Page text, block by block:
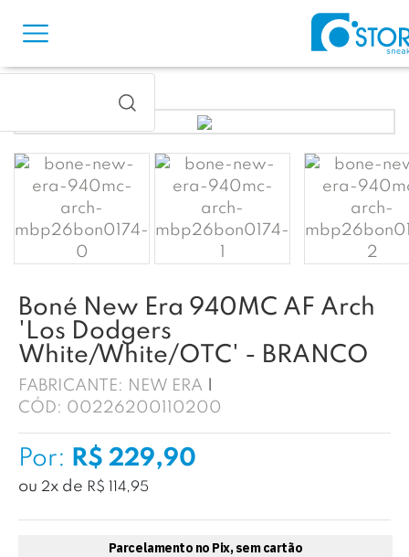
Boné New Era 940MC AF Arch
'Los Dodgers
White/White/OTC' - BRANCO
FABRICANTE: NEW ERA
CÓD: 00226200110200
Por: R$ 229,90
ou 2x de R$ 114,95